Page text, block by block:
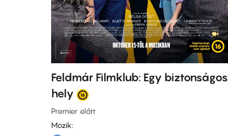
Feldmár Filmklub: Egy biztonságos
hely
Premier előtt
Mozik: